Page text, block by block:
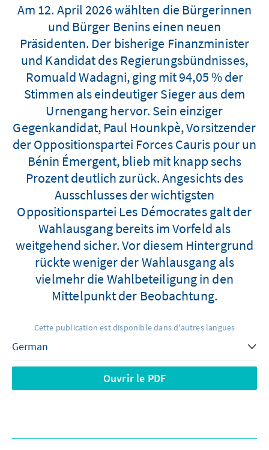
Am 12. April 2026 wählten die Bürgerinnen
und Bürger Benins einen neuen
Präsidenten. Der bisherige Finanzminister
und Kandidat des Regierungsbündnisses,
Romuald Wadagni, ging mit 94,05 % der
Stimmen als eindeutiger Sieger aus dem
Urnengang hervor. Sein einziger
Gegenkandidat, Paul Hounkpè, Vorsitzender
der Oppositionspartei Forces Cauris pour un
Bénin Émergent, blieb mit knapp sechs
Prozent deutlich zurück. Angesichts des
Ausschlusses der wichtigsten
Oppositionspartei Les Démocrates galt der
Wahlausgang bereits im Vorfeld als
weitgehend sicher. Vor diesem Hintergrund
rückte weniger der Wahlausgang als
vielmehr die Wahlbeteiligung in den
Mittelpunkt der Beobachtung.
Cette publication est disponible dans d'autres langues
Ouvrir le PDF